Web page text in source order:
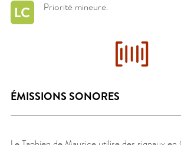
Priorité mineure.
ÉMISSIONS SONORES